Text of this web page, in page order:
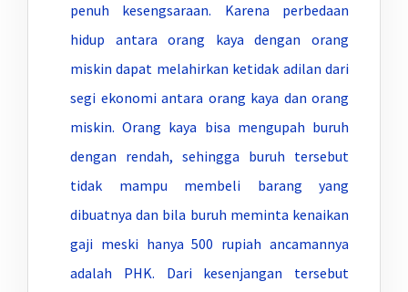
penuh kesengsaraan. Karena perbedaan
hidup antara orang kaya dengan orang
miskin dapat melahirkan ketidak adilan dari
segi ekonomi antara orang kaya dan orang
miskin. Orang kaya bisa mengupah buruh
dengan rendah, sehingga buruh tersebut
tidak mampu membeli barang yang
dibuatnya dan bila buruh meminta kenaikan
gaji meski hanya 500 rupiah ancamannya
adalah PHK. Dari kesenjangan tersebut